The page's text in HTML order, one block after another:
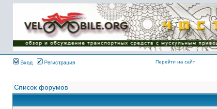
Имя пользователя:
Пароль:
{ LOG_ME_IN_SHORT
}
Вход
Регистрация Перейти на сайт
Список форумов